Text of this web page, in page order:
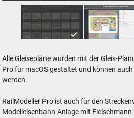
Gleispläne für Modelleisenbahnen unter
Alle Gleisepläne wurden mit der Gleis-
Pro für macOS gestaltet und können
werden.
RailModeller Pro ist auch für den
Modelleisenbahn-Anlage mit Fleischmann